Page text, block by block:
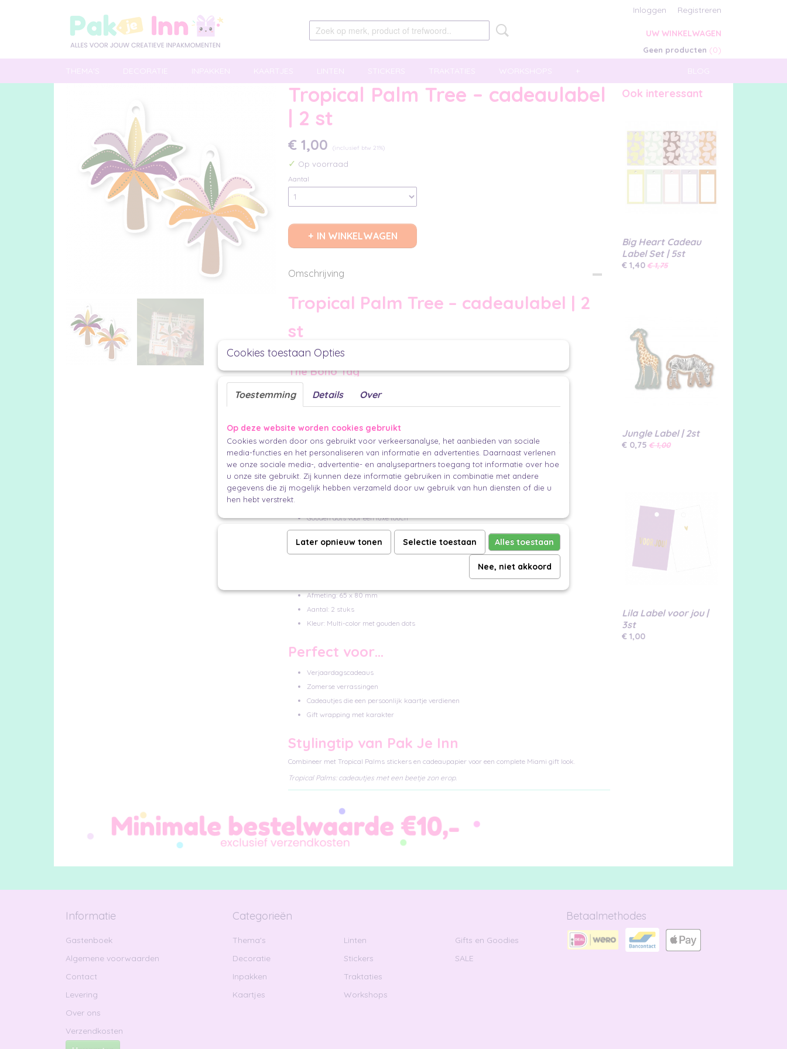
Inloggen Registreren
UW WINKELWAGEN
Geen producten (0)
BLOG
THEMA'S DECORATIE INPAKKEN KAARTJES LINTEN STICKERS TRAKTATIES WORKSHOPS +
Tropical Palm Tree – cadeaulabel
| 2 st
€ 1,00 (inclusief btw 21%)
✓ Op voorraad
Aantal
IN WINKELWAGEN
Omschrijving
Tropical Palm Tree – cadeaulabel | 2
st
Voor cadeaus die een beetje sunshine verdienen.
The Boho Tag
Productbeschrijving
Speelse palmbomen en subtiele gouden dots zorgen voor een label dat meteen opvalt.
Perfect voor cadeautjes, pakketten of een kleine verrassing die nét iets persoonlijker mag.
Een klein detail dat je cadeau meteen laat stralen.
Waarom wij hier blij van worden
Gouden dots voor een luxe touch
Stevig karton dat mooi blijft
Matcht met de Tropical Palms collectie
Afmeting: 65 x 80 mm
Aantal: 2 stuks
Kleur: Multi-color met gouden dots
Perfect voor…
Verjaardagscadeaus
Zomerse verrassingen
Cadeautjes die een persoonlijk kaartje verdienen
Gift wrapping met karakter
Stylingtip van Pak Je Inn
Combineer met Tropical Palms stickers en cadeaupapier voor een complete Miami gift look.
Tropical Palms: cadeautjes met een beetje zon erop.
Ook interessant
Big Heart Cadeau
Label Set | 5st
€ 1,40€ 1,75
Jungle Label | 2st
€ 0,75 € 1,00
Lila Label voor jou |
3st
€ 1,00
Informatie
Gastenboek
Algemene voorwaarden
Contact
Levering
Over ons
Verzendkosten
Categorieën
Thema's
Decoratie
Inpakken
Kaartjes
Linten
Stickers
Traktaties
Workshops
Gifts en Goodies
SALE
Betaalmethodes
Cookies toestaan Opties
Toestemming Details Over
Op deze website worden cookies gebruikt
Cookies worden door ons gebruikt voor verkeersanalyse, het aanbieden van sociale
media-functies en het personaliseren van informatie en advertenties. Daarnaast verlenen
we onze sociale media-, advertentie- en analysepartners toegang tot informatie over hoe
u onze site gebruikt. Zij kunnen deze informatie gebruiken in combinatie met andere
gegevens die zij mogelijk hebben verzameld door uw gebruik van hun diensten of die u
hen hebt verstrekt.
Later opnieuw tonen Selectie toestaan Alles toestaan
Nee, niet akkoord